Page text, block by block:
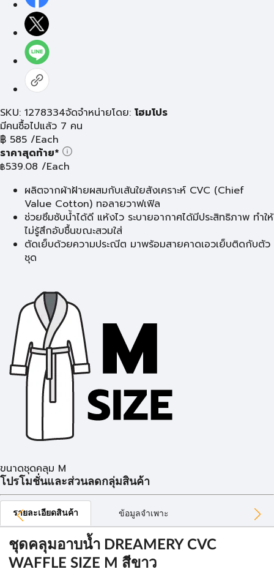
SKU: 1278334จัดจำหน่ายโดย: โฮมโปร
มีคนซื้อไปแล้ว 7 คน
฿ 585 /Each
ราคาสุดท้าย*
฿539.08 /Each
ผลิตจากผ้าฝ้ายผสมกับเส้นใยสังเคราะห์ CVC (Chief
Value Cotton) ทอลายวาฟเฟิล
ช่วยซึมซับน้ำได้ดี แห้งไว ระบายอากาศได้มีประสิทธิภาพ ทำให้
ไม่รู้สึกอับชื้นขณะสวมใส่
ตัดเย็บด้วยความประณีต มาพร้อมสายคาดเอวเย็บติดกับตัว
ชุด
ขนาดชุดคลุม M
โปรโมชั่นและส่วนลดกลุ่มสินค้า
รายละเอียดสินค้า ข้อมูลจำเพาะ
ชุดคลุมอาบน้ำ DREAMERY CVC
WAFFLE SIZE M สีขาว